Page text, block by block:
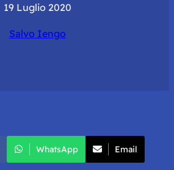
19 Luglio 2020
Salvo Iengo
WhatsApp Email